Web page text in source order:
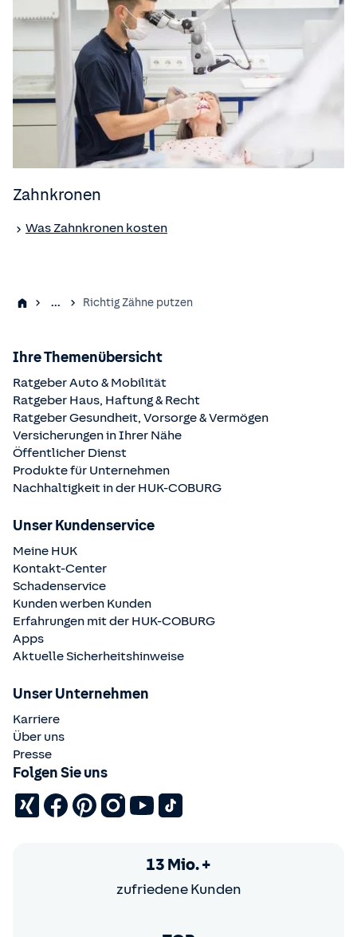
Zahnkronen
Was Zahnkronen kosten
... Richtig Zähne putzen
Ihre Themenübersicht
Ratgeber Auto & Mobilität
Ratgeber Haus, Haftung & Recht
Ratgeber Gesundheit, Vorsorge & Vermögen
Versicherungen in Ihrer Nähe
Öffentlicher Dienst
Produkte für Unternehmen
Nachhaltigkeit in der HUK-COBURG
Unser Kundenservice
Meine HUK
Kontakt-Center
Schadenservice
Kunden werben Kunden
Erfahrungen mit der HUK-COBURG
Apps
Aktuelle Sicherheitshinweise
Unser Unternehmen
Karriere
Über uns
Presse
Folgen Sie uns
13 Mio. +
zufriedene Kunden